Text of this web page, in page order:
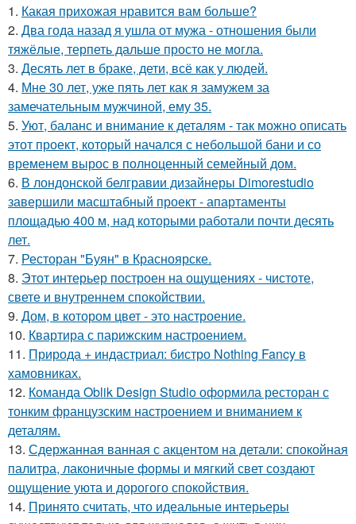
1. Какая прихожая нравится вам больше?
2. Два года назад я ушла от мужа - отношения были
тяжёлые, терпеть дальше просто не могла.
3. Десять лет в браке, дети, всё как у людей.
4. Мне 30 лет, уже пять лет как я замужем за
замечательным мужчиной, ему 35.
5. Уют, баланс и внимание к деталям - так можно описать
этот проект, который начался с небольшой бани и со
временем вырос в полноценный семейный дом.
6. В лондонской белгравии дизайнеры Dimorestudio
завершили масштабный проект - апартаменты
площадью 400 м, над которыми работали почти десять
лет.
7. Ресторан "Буян" в Красноярске.
8. Этот интерьер построен на ощущениях - чистоте,
свете и внутреннем спокойствии.
9. Дом, в котором цвет - это настроение.
10. Квартира с парижским настроением.
11. Природа + индастриал: бистро Nothing Fancy в
хамовниках.
12. Команда Oblik Design Studio оформила ресторан с
тонким французским настроением и вниманием к
деталям.
13. Сдержанная ванная с акцентом на детали: спокойная
палитра, лаконичные формы и мягкий свет создают
ощущение уюта и дорогого спокойствия.
14. Принято считать, что идеальные интерьеры